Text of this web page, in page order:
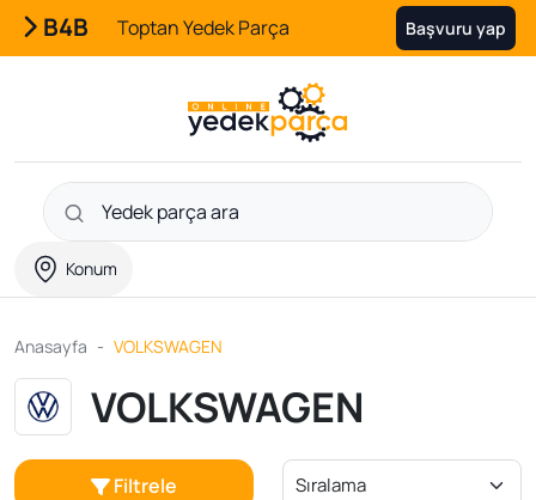
B4B Toptan Yedek Parça Başvuru yap
Konum
Anasayfa VOLKSWAGEN
VOLKSWAGEN
Filtrele